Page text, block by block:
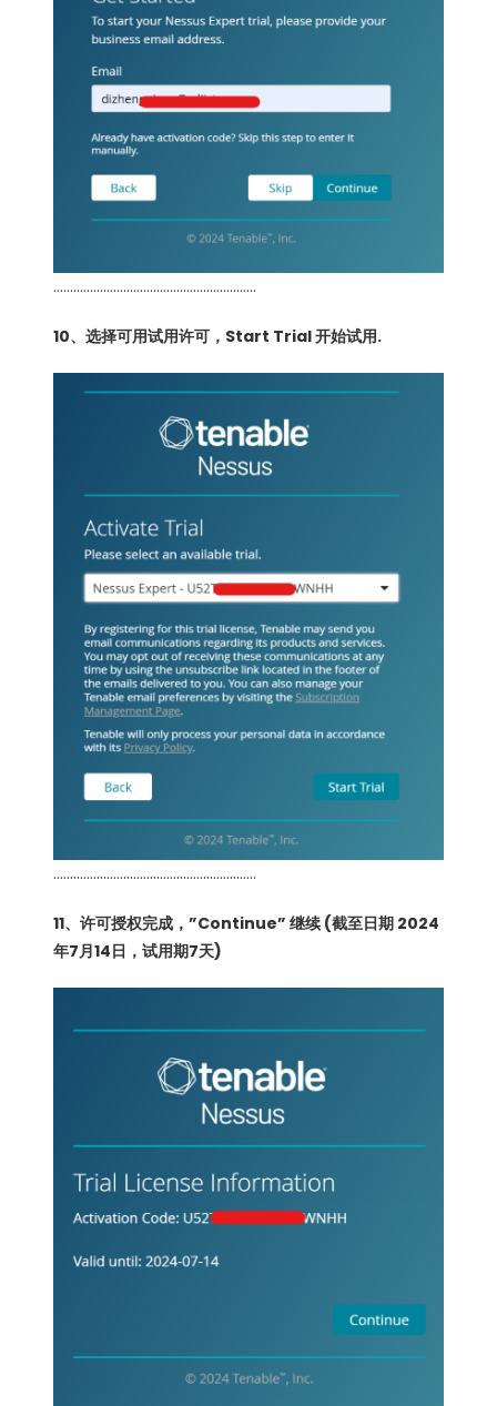
…………………………………………………….
10、选择可用试用许可，Start Trial 开始试用.
…………………………………………………….
11、许可授权完成，”Continue” 继续 (截至日期 2024
年7月14日，试用期7天)